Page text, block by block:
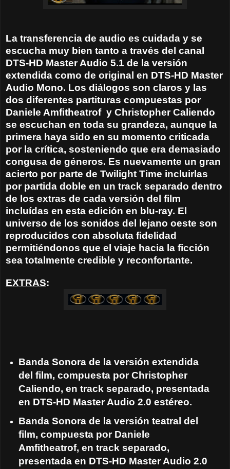
La transferencia de audio es cuidada y se
escucha muy bien tanto a través del canal
DTS-HD Master Audio 5.1 de la versión
extendida como de original en DTS-HD Master
Audio Mono. Los diálogos son claros y las
dos diferentes partituras compuestas por
Daniele Amfitheatrof y Christopher Caliendo
se escuchan en toda su grandeza, aunque la
primera haya sido en su momento criticada
por la crítica, sosteniendo que era demasiado
congusa de géneros. Es nuevamente un gran
acierto por parte de Twilight Time incluirlas
por partida doble en un track separado dentro
de los extras de cada versión del film
incluídas en esta edición en blu-ray. El
universo de los sonidos del lejano oeste son
reproducidos con absoluta fidelidad
permitiéndonos que el viaje hacia la ficción
sea totalmente credible y reconfortante.
EXTRAS:
Banda Sonora de la versión extendida
del film, compuesta por Christopher
Caliendo, en track separado, presentada
en DTS-HD Master Audio 2.0 estéreo.
Banda Sonora de la versión teatral del
film, compuesta por Daniele
Amfitheatrof, en track separado,
presentada en DTS-HD Master Audio 2.0